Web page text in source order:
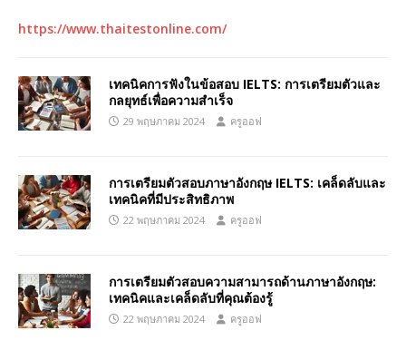
https://www.thaitestonline.com/
เทคนิคการฟังในข้อสอบ IELTS: การเตรียมตัวและ
กลยุทธ์เพื่อความสำเร็จ
29 พฤษภาคม 2024 ครูออฟ
การเตรียมตัวสอบภาษาอังกฤษ IELTS: เคล็ดลับและ
เทคนิคที่มีประสิทธิภาพ
22 พฤษภาคม 2024 ครูออฟ
การเตรียมตัวสอบความสามารถด้านภาษาอังกฤษ:
เทคนิคและเคล็ดลับที่คุณต้องรู้
22 พฤษภาคม 2024 ครูออฟ